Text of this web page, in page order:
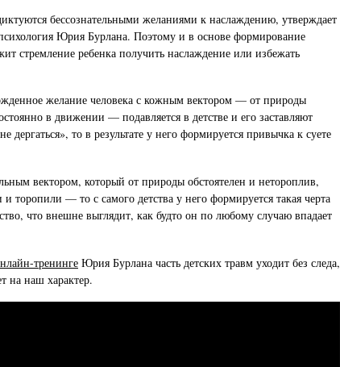
бессознательными желаниями к наслаждению, утверждает
Юрия Бурлана. Поэтому и в основе формирование
стремление ребенка получить наслаждение или избежать
желание человека с кожным вектором — от природы
в движении — подавляется в детстве и его заставляют
дергаться», то в результате у него формируется привычка к суете
вектором, который от природы обстоятелен и нетороплив,
торопили — то с самого детства у него формируется такая черта
что внешне выглядит, как будто он по любому случаю впадает
тренинге Юрия Бурлана часть детских травм уходит без следа,
на наш характер.